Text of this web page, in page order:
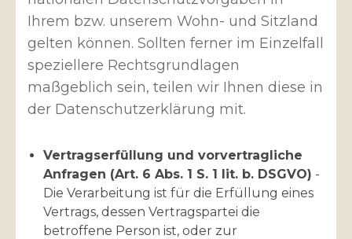
Ihrem bzw. unserem Wohn- und Sitzland
gelten können. Sollten ferner im Einzelfall
speziellere Rechtsgrundlagen
maßgeblich sein, teilen wir Ihnen diese in
der Datenschutzerklärung mit.
Vertragserfüllung und vorvertragliche
Anfragen (Art. 6 Abs. 1 S. 1 lit. b. DSGVO) -
Die Verarbeitung ist für die Erfüllung eines
Vertrags, dessen Vertragspartei die
betroffene Person ist, oder zur